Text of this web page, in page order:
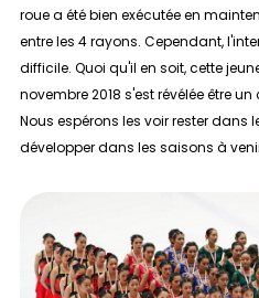
roue a été bien exécutée en
entre les 4 rayons. Cependant,
difficile. Quoi qu'il en soit, cette
novembre 2018 s'est révélée être
Nous espérons les voir rester dans
développer dans les saisons à